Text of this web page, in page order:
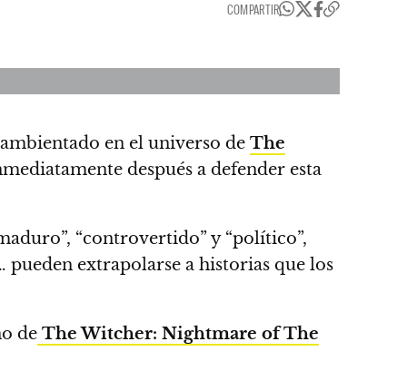
COMPARTIR
en el universo de The
después a defender esta
“controvertido” y “político”,
extrapolarse a historias que los
de The Witcher: Nightmare of The